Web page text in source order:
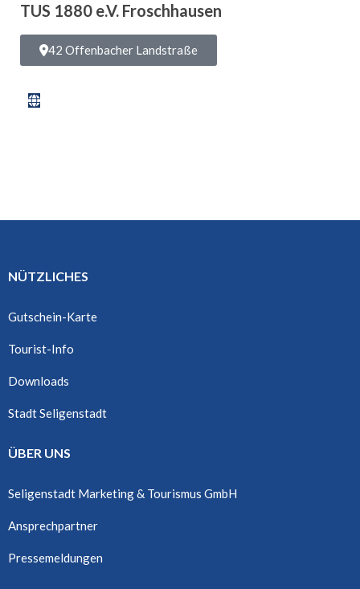
TUS 1880 e.V. Froschhausen
42 Offenbacher Landstraße
NÜTZLICHES
Gutschein-Karte
Tourist-Info
Downloads
Stadt Seligenstadt
ÜBER UNS
Seligenstadt Marketing & Tourismus GmbH
Ansprechpartner
Pressemeldungen